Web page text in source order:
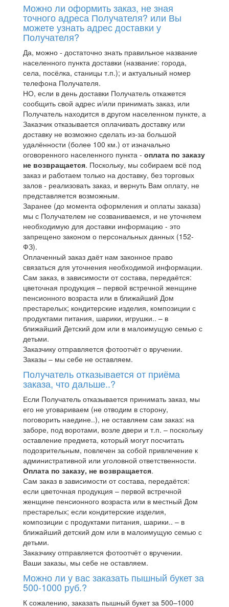
Можно ли оформить заказ, не зная
точного адреса Получателя? или Вы
можете узнать адрес доставки у
Получателя?
Да, можно - достаточно знать правильное название
населенного пункта доставки (название: города,
села, посёлка, станицы т.п.); и актуальный номер
телефона Получателя.
НО, если в день доставки Получатель откажется
сообщить свой адрес и/или принимать заказ, или
Получатель находится в другом населенном пункте, а
Заказчик отказывается оплачивать доставку или
доставку не возможно сделать из-за большой
удалённости (более 100 км.) от изначально
оговоренного населенного пункта - оплата по заказу
не возвращается. Поскольку, мы собираем всё под
заказ и работаем только на доставку, без торговых
залов - реализовать заказ, и вернуть Вам оплату, не
представляется возможным.
Заранее (до момента оформления и оплаты заказа)
мы с Получателем не созваниваемся, и не уточняем
необходимую для доставки информацию - это
запрещено законом о персональных данных (152-
ФЗ).
Оплаченный заказ даёт нам законное право
связаться для уточнения необходимой информации.
Сам заказ, в зависимости от состава, передаётся:
цветочная продукция – первой встречной женщине
пенсионного возраста или в ближайший Дом
престарелых; кондитерские изделия, композиции с
продуктами питания, шарики, игрушки.. – в
ближайший Детский дом или в малоимущую семью с
детьми.
Заказчику отправляется фотоотчёт о вручении.
Заказы – мы себе не оставляем.
Получатель отказывается от приёма
заказа, что дальше..?
Если Получатель отказывается принимать заказ, мы
его не уговариваем (не отводим в сторону,
поговорить наедине..), не оставляем сам заказ: на
заборе, под воротами, возле двери и т.п. – поскольку
оставление предмета, который могут посчитать
подозрительным, повлечен за собой привлечение к
административной или уголовной ответственности.
Оплата по заказу, не возвращается.
Сам заказ в зависимости от состава, передаётся:
если цветочная продукция – первой встречной
женщине пенсионного возраста или в местный Дом
престарелых; если кондитерские изделия,
композиции с продуктами питания, шарики.. – в
ближайший детский дом или в малоимущую семью с
детьми.
Заказчику отправляется фотоотчёт о вручении.
Ваши заказы, мы себе не оставляем.
Можно ли у вас заказать пышный букет за
500-1000 руб.?
К сожалению, заказать пышный букет за 500–1000